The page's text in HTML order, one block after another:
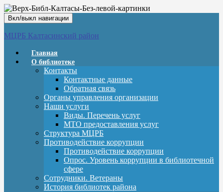
Вкл/выкл навигации
МЦРБ Калтасинский район
Главная
О библиотеке
Контакты
Контактные данные
Обратная связь
Органы управления организации
Наши услуги
Виды. Перечень услуг
МТО предоставления услуг
Структура МЦРБ
Противодействие коррупции
Противодействие коррупции
Опрос. Уровень коррупции в библиотечной
сфере
Сотрудники. Ветераны
История библиотек района